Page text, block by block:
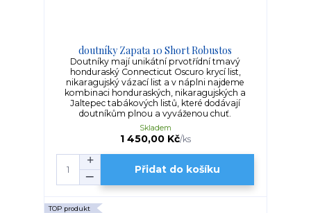
doutníky Zapata 10 Short Robustos
Doutníky mají unikátní prvotřídní tmavý
honduraský Connecticut Oscuro krycí list,
nikaragujský vázací list a v náplni najdeme
kombinaci honduraských, nikaragujských a
Jaltepec tabákových listů, které dodávají
doutníkům plnou a vyváženou chuť.
1 450,00 Kč/ks
Skladem
Přidat do košíku
TOP produkt